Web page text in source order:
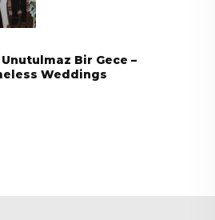
Bir Gece –
Weddings